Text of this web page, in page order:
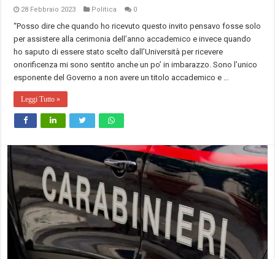
28 Febbraio 2023 Politica 0
“Posso dire che quando ho ricevuto questo invito pensavo fosse solo
per assistere alla cerimonia dell’anno accademico e invece quando
ho saputo di essere stato scelto dall’Università per ricevere
onorificenza mi sono sentito anche un po’ in imbarazzo. Sono l’unico
esponente del Governo a non avere un titolo accademico e …
Leggi Tutto »